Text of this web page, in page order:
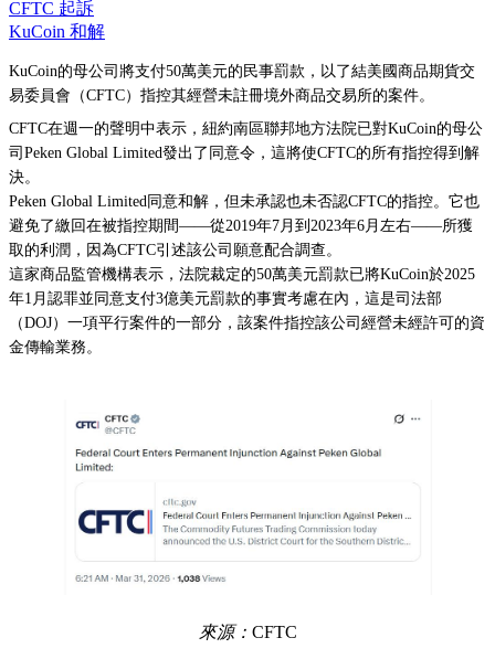
CFTC 起訴
KuCoin 和解
KuCoin的母公司將支付50萬美元的民事罰款，以了結美國商品期貨交
易委員會（CFTC）指控其經營未註冊境外商品交易所的案件。
CFTC在週一的聲明中表示，紐約南區聯邦地方法院已對KuCoin的母公
司Peken Global Limited發出了同意令，這將使CFTC的所有指控得到解
決。
Peken Global Limited同意和解，但未承認也未否認CFTC的指控。它也
避免了繳回在被指控期間——從2019年7月到2023年6月左右——所獲
取的利潤，因為CFTC引述該公司願意配合調查。
這家商品監管機構表示，法院裁定的50萬美元罰款已將KuCoin於2025
年1月認罪並同意支付3億美元罰款的事實考慮在內，這是司法部
（DOJ）一項平行案件的一部分，該案件指控該公司經營未經許可的資
金傳輸業務。
來源： CFTC